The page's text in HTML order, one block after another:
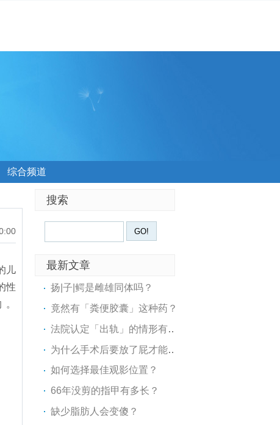
综合频道
儿
性
搜索
最新文章
扬|子|鳄是雌雄同体吗？
竟然有「粪便胶囊」这种药？
法院认定「出轨」的情形有哪..
为什么手术后要放了屁才能吃..
如何选择最佳观影位置？
66年没剪的指甲有多长？
缺少脂肪人会变傻？